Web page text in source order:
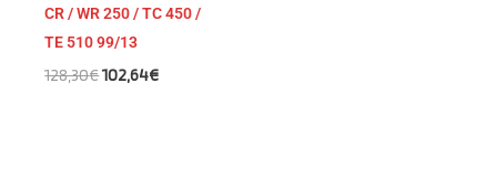
CR / WR 250 / TC 450 /
TE 510 99/13
128,30€102,64€